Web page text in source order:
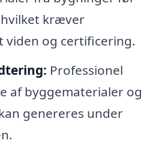
kræver
viden og certificering.
Professionel
af byggematerialer og
genereres under